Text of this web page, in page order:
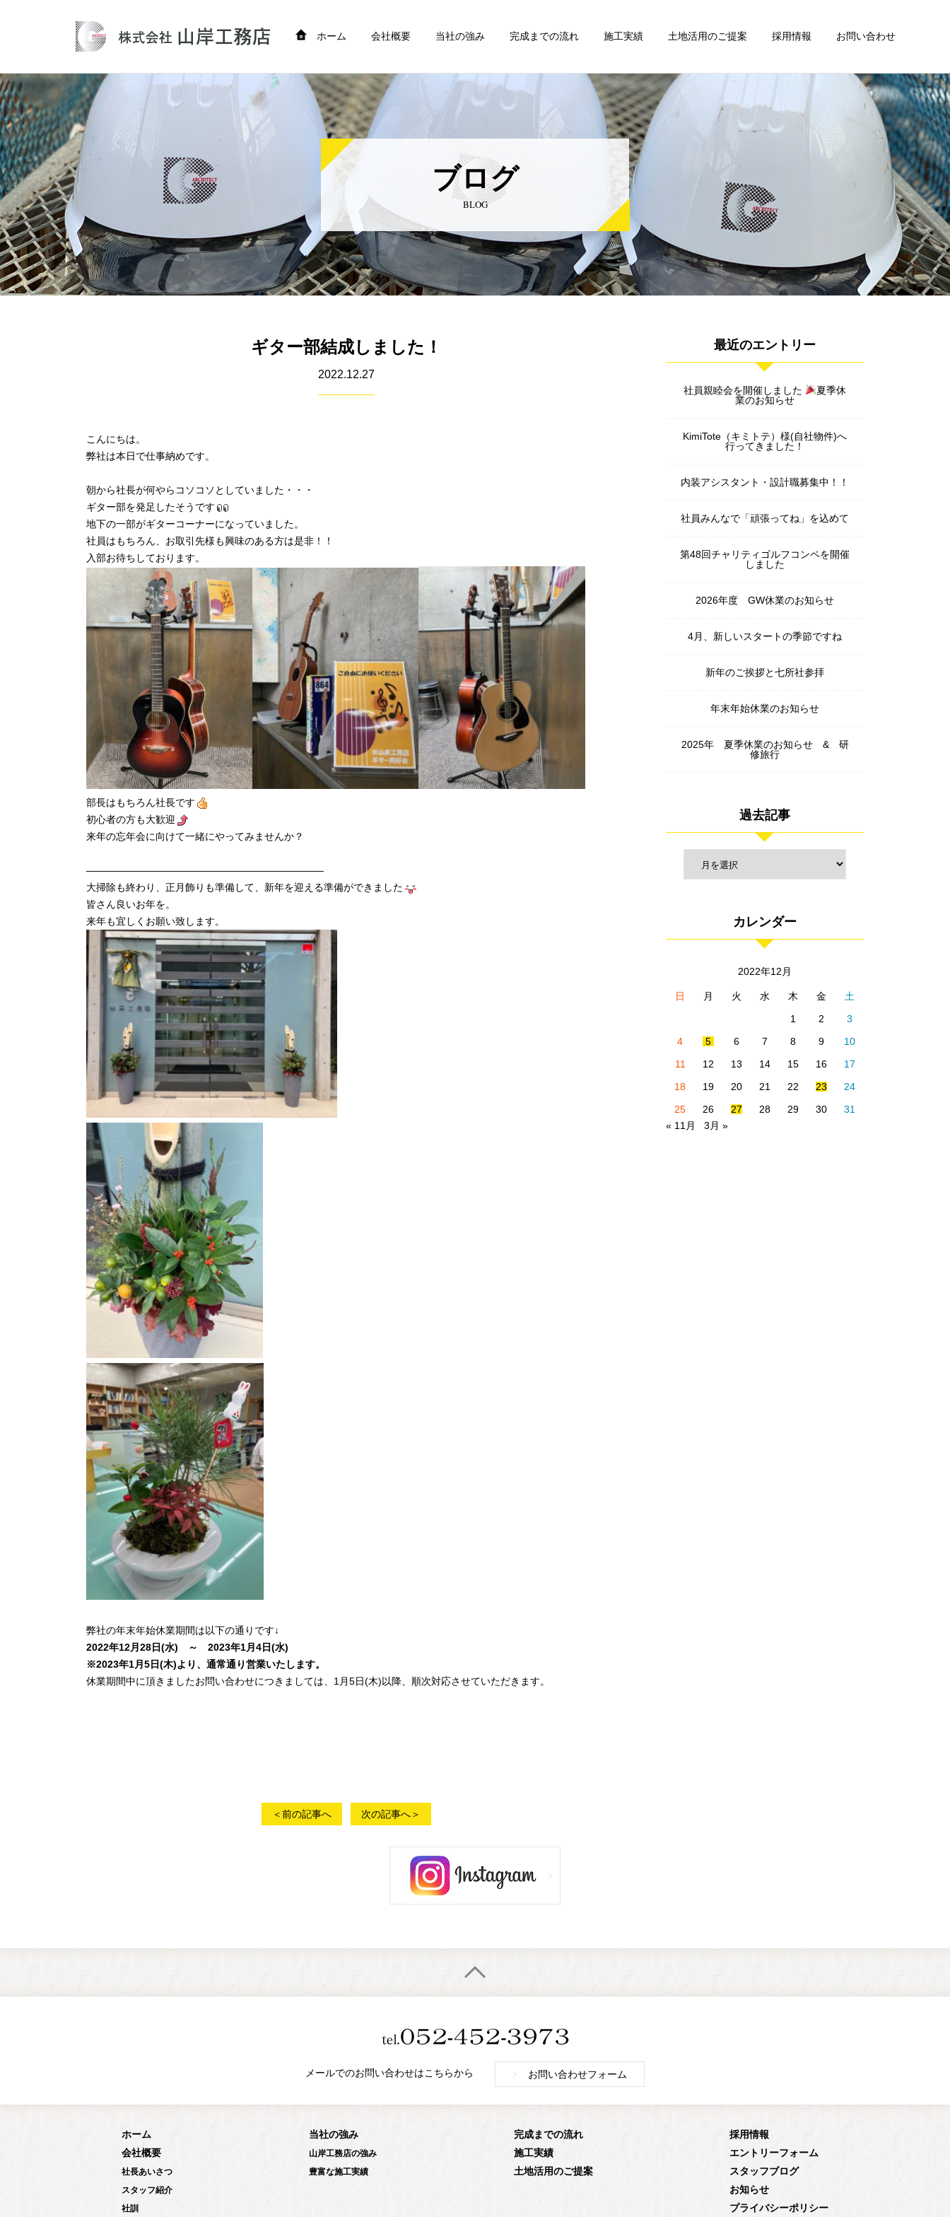
ホーム 会社概要 当社の強み 完成までの流れ 施工実績 土地活用のご提案 採用情報 お問い合わせ
ブログ
BLOG
ギター部結成しました！
2022.12.27
こんにちは。
弊社は本日で仕事納めです。
朝から社長が何やらコソコソとしていました・・・
ギター部を発足したそうです
地下の一部がギターコーナーになっていました。
社員はもちろん、お取引先様も興味のある方は是非！！
入部お待ちしております。
部長はもちろん社長です
初心者の方も大歓迎
来年の忘年会に向けて一緒にやってみませんか？
————————————————————————
大掃除も終わり、正月飾りも準備して、新年を迎える準備ができました
皆さん良いお年を。
来年も宜しくお願い致します。
弊社の年末年始休業期間は以下の通りです↓
2022年12月28日(水) ～ 2023年1月4日(水)
※2023年1月5日(木)より、通常通り営業いたします。
休業期間中に頂きましたお問い合わせにつきましては、1月5日(木)以降、順次対応させていただきます。
＜前の記事へ 次の記事へ＞
最近のエントリー
社員親睦会を開催しました
夏季休
業のお知らせ
KimiTote（キミトテ）様(自社物件)へ
行ってきました！
内装アシスタント・設計職募集中！！
社員みんなで「頑張ってね」を込めて
第48回チャリティゴルフコンペを開催
しました
2026年度 GW休業のお知らせ
4月、新しいスタートの季節ですね
新年のご挨拶と七所社参拝
年末年始休業のお知らせ
2025年 夏季休業のお知らせ & 研
修旅行
過去記事
カレンダー
2022年12月
日 月 火 水 木 金
土
1
2
3
4
5 6 7 8 9
10
11
12 13 14 15 16
17
18
19 20 21 22 23
24
25
26 27 28 29 30
31
« 11月
3月 »
メールでのお問い合わせはこちらから お問い合わせフォーム
ホーム
会社概要
社長あいさつ
スタッフ紹介
社訓
当社の強み
山岸工務店の強み
豊富な施工実績
完成までの流れ
施工実績
土地活用のご提案
採用情報
エントリーフォーム
スタッフブログ
お知らせ
プライバシーポリシー